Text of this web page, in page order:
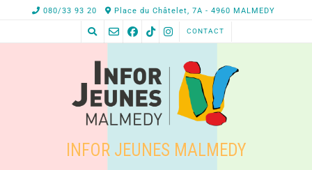
080/33 93 20 Place du Châtelet, 7A - 4960 MALMEDY
CONTACT
INFOR JEUNES MALMEDY